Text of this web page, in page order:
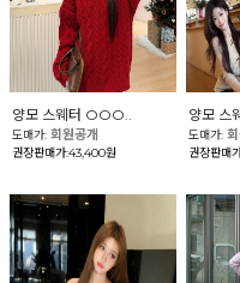
양모 스웨터 OOO..
도매가: 회원공개
권장판매가:43,400원
양모 스
도매가:
권장판매